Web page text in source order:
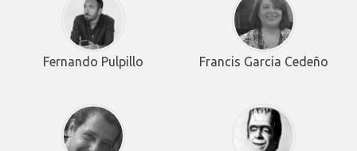
Fernando Pulpillo Francis Garcia Cedeño